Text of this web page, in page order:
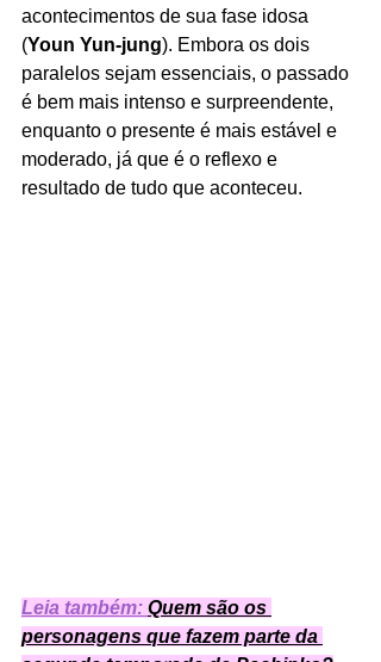
acontecimentos de sua fase idosa
(Youn Yun-jung). Embora os dois
paralelos sejam essenciais, o passado
é bem mais intenso e surpreendente,
enquanto o presente é mais estável e
moderado, já que é o reflexo e
resultado de tudo que aconteceu.
Leia também: Quem são os
personagens que fazem parte da